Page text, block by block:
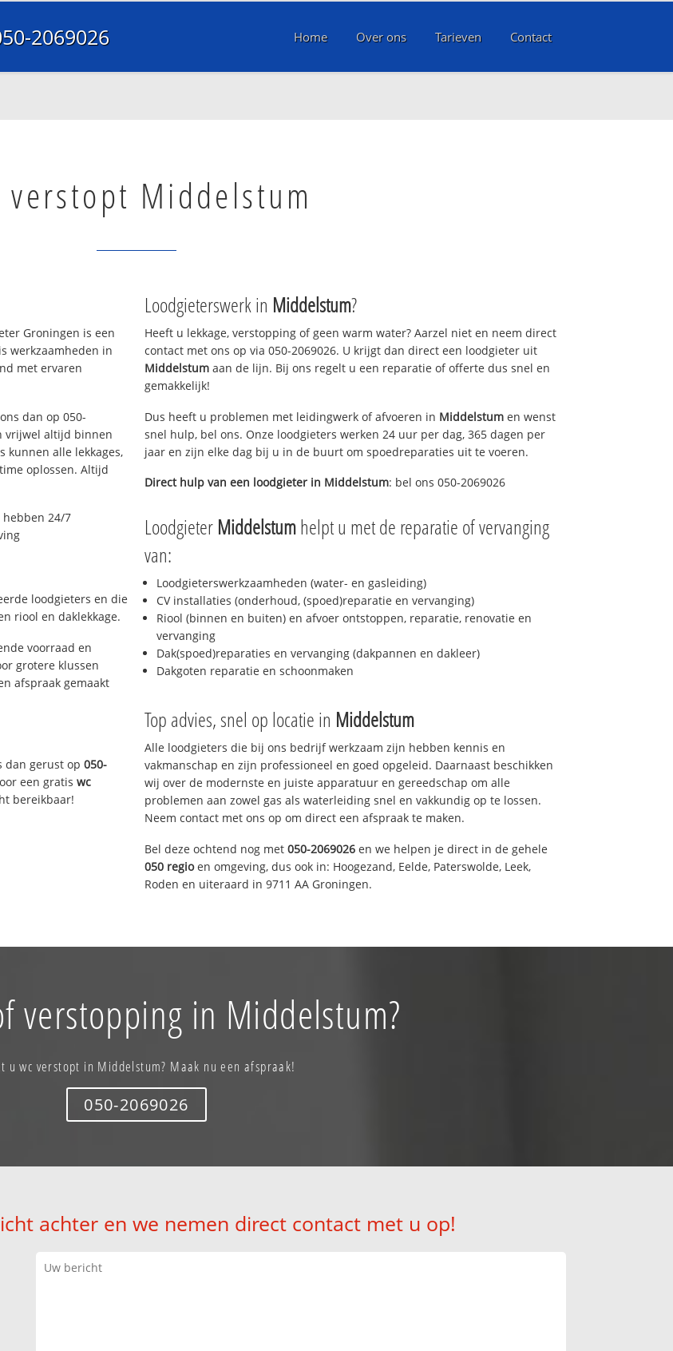
2069026 Home Over ons Tarieven Contact
verstopt Middelstum
Groningen is een
werkzaamheden in
met ervaren
dan op 050-
vrijwel altijd binnen
kunnen alle lekkages,
oplossen. Altijd
24/7
loodgieters en die
riool en daklekkage.
voorraad en
grotere klussen
afspraak gemaakt
dan gerust op050-
een gratiswc
bereikbaar!
Loodgieterswerk in Middelstum?
Heeft u lekkage, verstopping of geen warm water? Aarzel niet en neem direct
contact met ons op via 050-2069026. U krijgt dan direct een loodgieter uit
Middelstum aan de lijn. Bij ons regelt u een reparatie of offerte dus snel en
gemakkelijk!
Dus heeft u problemen met leidingwerk of afvoeren in Middelstum en wenst
snel hulp, bel ons. Onze loodgieters werken 24 uur per dag, 365 dagen per
jaar en zijn elke dag bij u in de buurt om spoedreparaties uit te voeren.
Direct hulp van een loodgieter in Middelstum: bel ons 050-2069026
Loodgieter Middelstumhelpt u met de reparatie of vervanging
van:
Loodgieterswerkzaamheden (water- en gasleiding)
CV installaties (onderhoud, (spoed)reparatie en vervanging)
Riool (binnen en buiten) en afvoer ontstoppen, reparatie, renovatie en
vervanging
Dak(spoed)reparaties en vervanging (dakpannen en dakleer)
Dakgoten reparatie en schoonmaken
Top advies, snel op locatie in Middelstum
Alle loodgieters die bij ons bedrijf werkzaam zijn hebben kennis en
vakmanschap en zijn professioneel en goed opgeleid. Daarnaast beschikken
wij over de modernste en juiste apparatuur en gereedschap om alle
problemen aan zowel gas als waterleiding snel en vakkundig op te lossen.
Neem contact met ons op om direct een afspraak te maken.
Bel deze ochtend nog met 050-2069026 en we helpen je direct in de gehele
050 regioen omgeving, dus ook in: Hoogezand, Eelde, Paterswolde, Leek,
Roden en uiteraard in 9711 AA Groningen.
verstopping in Middelstum?
u wc verstopt in Middelstum? Maak nu een afspraak!
050-2069026
achter en we nemen direct contact met u op!